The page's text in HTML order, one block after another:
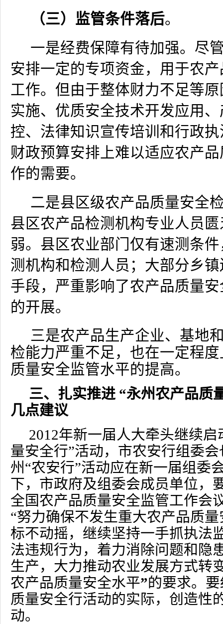
（三）监管条件落后。
一是经费保障有待加强。尽
安排一定的专项资金，用于农
工作。但由于整体财力不足等
实施、优质安全技术开发应用
控、法律知识宣传培训和行政
财政预算安排上难以适应农产
作的需要。
二是县区级农产品质量安全
县区农产品检测机构专业人员
弱。县区农业部门仅有速测条
测机构和检测人员；大部分乡
手段，严重影响了农产品质量
的开展。
三是农产品生产企业、基地
检能力严重不足，也在一定程
质量安全监管水平的提高。
三、扎实推进 “永州农产品质
几点建议
2012年新一届人大牵头继续启
量安全行”活动，市农安行组委
州“农安行”活动应在新一届组委
下，市政府及组委会成员单位，
全国农产品质量安全监管工作会
“努力确保不发生重大农产品质
标不动摇，继续坚持一手抓执法
法违规行为，着力消除问题和隐
生产，大力推动农业发展方式转
农产品质量安全水平”的要求。
质量安全行活动的实际，创造性
动。